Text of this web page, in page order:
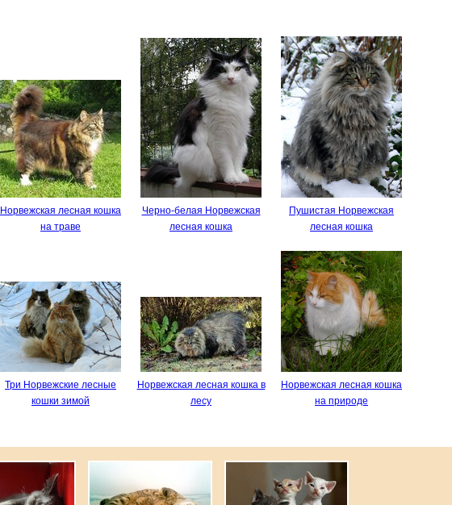
Норвежская лесная кошка
на траве
Черно-белая Норвежская
лесная кошка
Пушистая Норвежская
лесная кошка
Три Норвежские лесные
кошки зимой
Норвежская лесная кошка в
лесу
Норвежская лесная кошка
на природе